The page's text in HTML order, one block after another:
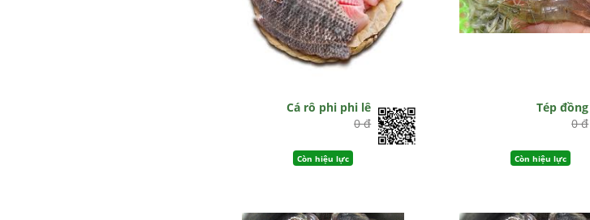
Cá rô phi phi lê
0 đ
Còn hiệu lực
Tép đồng
0 đ
Còn hiệu lực